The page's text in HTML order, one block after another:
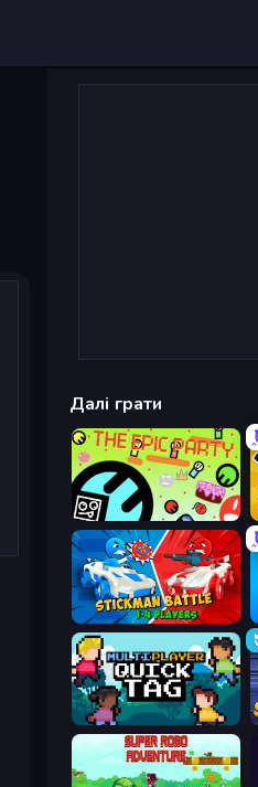
Далі грати
The Epic Party
Stickman battle 1-4 Players
Multiplayer Quick Tag